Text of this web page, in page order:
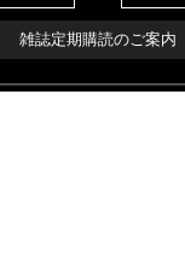
雑誌定期購読のご案内